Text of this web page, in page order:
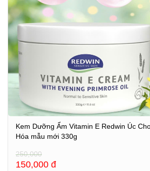
Kem Dưỡng Ẩm Vitamin E Redwin Úc
Hóa mẫu mới 330g
250,000
150,000 đ